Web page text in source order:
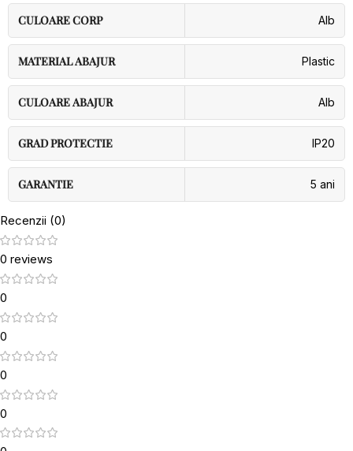
CULOARE CORP Alb
MATERIAL ABAJUR Plastic
CULOARE ABAJUR Alb
GRAD PROTECTIE IP20
GARANTIE 5 ani
Recenzii (0)
0 reviews
0
0
0
0